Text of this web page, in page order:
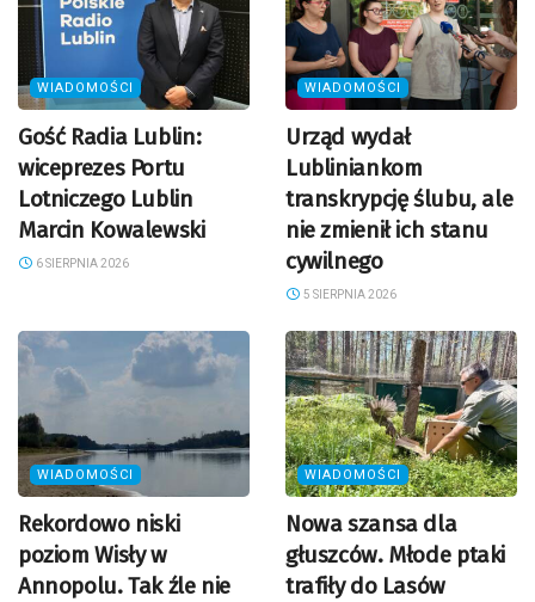
WIADOMOŚCI
Gość Radia Lublin:
wiceprezes Portu
Lotniczego Lublin
Marcin Kowalewski
6 SIERPNIA 2026
WIADOMOŚCI
Urząd wydał
Lubliniankom
transkrypcję ślubu, ale
nie zmienił ich stanu
cywilnego
5 SIERPNIA 2026
WIADOMOŚCI
Rekordowo niski
poziom Wisły w
Annopolu. Tak źle nie
WIADOMOŚCI
Nowa szansa dla
głuszców. Młode ptaki
trafiły do Lasów